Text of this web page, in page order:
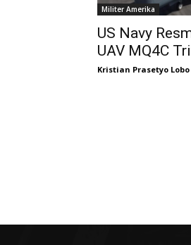
Militer Amerika
US Navy
UAV MQ4C
Kristian Prasetyo Lobo